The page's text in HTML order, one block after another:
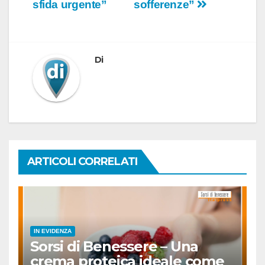
sofferenze”
sfida urgente”
Di
ARTICOLI CORRELATI
IN EVIDENZA
Sorsi di Benessere – Una
crema proteica ideale come